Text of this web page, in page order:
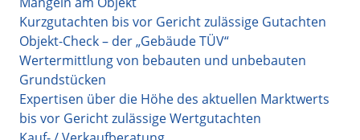
Kurzgutachten bis vor Gericht zulässige Gutachten
Objekt-Check – der „Gebäude TÜV“
Wertermittlung von bebauten und unbebauten
Grundstücken
Expertisen über die Höhe des aktuellen Marktwerts
bis vor Gericht zulässige Wertgutachten